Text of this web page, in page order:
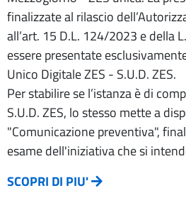
finalizzate al rilascio
all’art. 15 D.L. 124/2023 e della
essere presentate
Unico Digitale ZES - S.U.D. ZES.
Per stabilire se l’istanza è di
S.U.D. ZES, lo stesso mette a
"Comunicazione preventiva",
esame dell'iniziativa che si
SCOPRI DI PIU'